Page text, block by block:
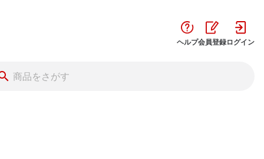
ヘルプ会員登録ログイン